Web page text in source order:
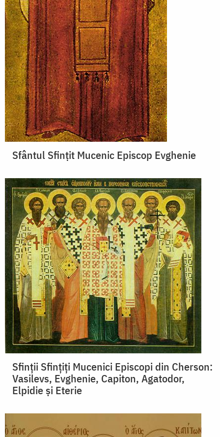
Sfântul Sfințit Mucenic Episcop Evghenie
Sfinții Sfinţiţi Mucenici Episcopi din Cherson:
Vasilevs, Evghenie, Capiton, Agatodor,
Elpidie și Eterie